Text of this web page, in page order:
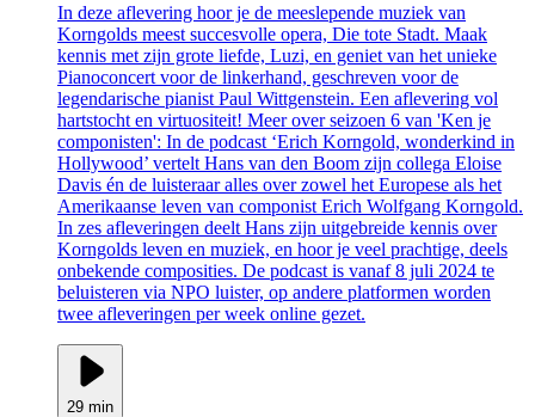
In deze aflevering hoor je de meeslepende muziek van
Korngolds meest succesvolle opera, Die tote Stadt. Maak
kennis met zijn grote liefde, Luzi, en geniet van het unieke
Pianoconcert voor de linkerhand, geschreven voor de
legendarische pianist Paul Wittgenstein. Een aflevering vol
hartstocht en virtuositeit! Meer over seizoen 6 van 'Ken je
componisten': In de podcast ‘Erich Korngold, wonderkind in
Hollywood’ vertelt Hans van den Boom zijn collega Eloise
Davis én de luisteraar alles over zowel het Europese als het
Amerikaanse leven van componist Erich Wolfgang Korngold.
In zes afleveringen deelt Hans zijn uitgebreide kennis over
Korngolds leven en muziek, en hoor je veel prachtige, deels
onbekende composities. De podcast is vanaf 8 juli 2024 te
beluisteren via NPO luister, op andere platformen worden
twee afleveringen per week online gezet.
29 min